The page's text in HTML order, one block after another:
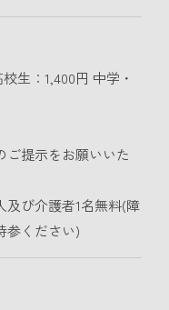
生：1,400円 中学・
提示をお願いいた
び介護者1名無料(障
参ください)